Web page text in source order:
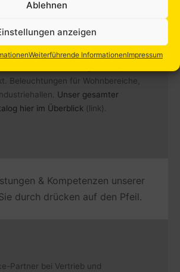
Ablehnen
anzeigen
Weiterführende InformationenImpressum
Emotionen werden durch Licht
Beleuchtungen für Wohnbereiche,
Unser gesamter
hier im Überblick (link).
& Kompetenzen unserer
durch drücken auf den Pfeil.
Partner bei Vertrieb und